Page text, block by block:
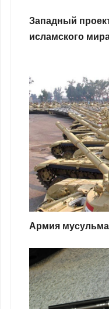
Западный
исламского
Армия